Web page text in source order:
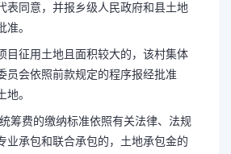
表同意，并报乡级人民政府和县土地
。
目征用土地且面积较大的，该村集体
员会依照前款规定的程序报经批准
。
筹费的缴纳标准依照有关法律、法规
业承包和联合承包的，土地承包金的